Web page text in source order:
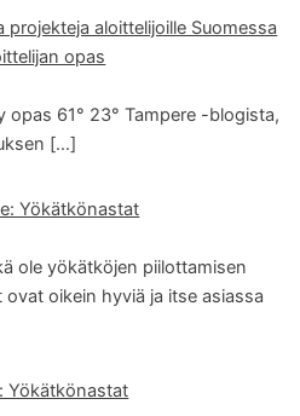
projekteja aloittelijoille Suomessa
opas
opas 61° 23° Tampere -blogista,
[…]
Yökätkönastat
ole yökätköjen piilottamisen
ovat oikein hyviä ja itse asiassa
Yökätkönastat